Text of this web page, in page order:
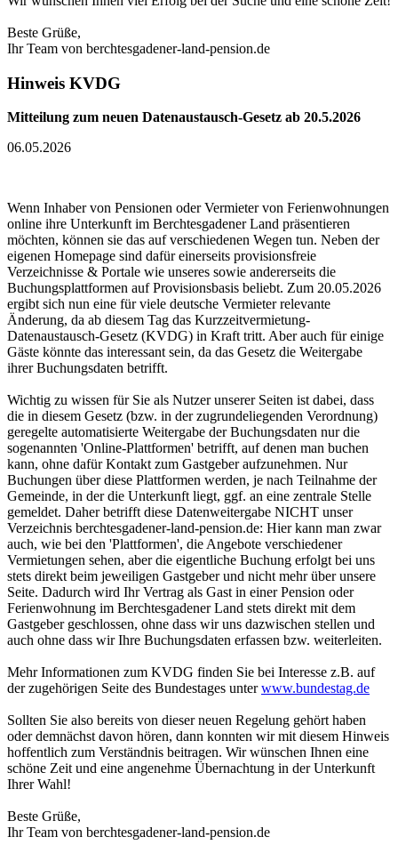
Beste Grüße,
Ihr Team von berchtesgadener-land-pension.de
Hinweis KVDG
Mitteilung zum neuen Datenaustausch-Gesetz ab 20.5.2026
06.05.2026
Wenn Inhaber von Pensionen oder Vermieter von Ferienwohnungen
online ihre Unterkunft im Berchtesgadener Land präsentieren
möchten, können sie das auf verschiedenen Wegen tun. Neben der
eigenen Homepage sind dafür einerseits provisionsfreie
Verzeichnisse & Portale wie unseres sowie andererseits die
Buchungsplattformen auf Provisionsbasis beliebt. Zum 20.05.2026
ergibt sich nun eine für viele deutsche Vermieter relevante
Änderung, da ab diesem Tag das Kurzzeitvermietung-
Datenaustausch-Gesetz (KVDG) in Kraft tritt. Aber auch für einige
Gäste könnte das interessant sein, da das Gesetz die Weitergabe
ihrer Buchungsdaten betrifft.
Wichtig zu wissen für Sie als Nutzer unserer Seiten ist dabei, dass
die in diesem Gesetz (bzw. in der zugrundeliegenden Verordnung)
geregelte automatisierte Weitergabe der Buchungsdaten nur die
sogenannten 'Online-Plattformen' betrifft, auf denen man buchen
kann, ohne dafür Kontakt zum Gastgeber aufzunehmen. Nur
Buchungen über diese Plattformen werden, je nach Teilnahme der
Gemeinde, in der die Unterkunft liegt, ggf. an eine zentrale Stelle
gemeldet. Daher betrifft diese Datenweitergabe NICHT unser
Verzeichnis berchtesgadener-land-pension.de: Hier kann man zwar
auch, wie bei den 'Plattformen', die Angebote verschiedener
Vermietungen sehen, aber die eigentliche Buchung erfolgt bei uns
stets direkt beim jeweiligen Gastgeber und nicht mehr über unsere
Seite. Dadurch wird Ihr Vertrag als Gast in einer Pension oder
Ferienwohnung im Berchtesgadener Land stets direkt mit dem
Gastgeber geschlossen, ohne dass wir uns dazwischen stellen und
auch ohne dass wir Ihre Buchungsdaten erfassen bzw. weiterleiten.
Mehr Informationen zum KVDG finden Sie bei Interesse z.B. auf
der zugehörigen Seite des Bundestages unterwww.bundestag.de
Sollten Sie also bereits von dieser neuen Regelung gehört haben
oder demnächst davon hören, dann konnten wir mit diesem Hinweis
hoffentlich zum Verständnis beitragen. Wir wünschen Ihnen eine
schöne Zeit und eine angenehme Übernachtung in der Unterkunft
Ihrer Wahl!
Beste Grüße,
Ihr Team von berchtesgadener-land-pension.de